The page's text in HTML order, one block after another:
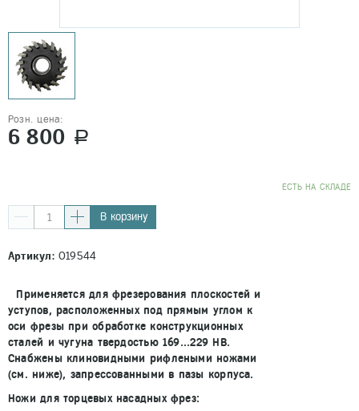
Розн. цена:
6 800 a
EСТЬ НА СКЛАДЕ
В корзину
Артикул:019544
Применяется для фрезерования плоскостей и
уступов, расположенных под прямым углом к
оси фрезы при обработке конструкционных
сталей и чугуна твердостью 169...229 НВ.
Снабжены клиновидными рифлеными ножами
(см. ниже), запрессованными в пазы корпуса.
Ножи для торцевых насадных фрез: